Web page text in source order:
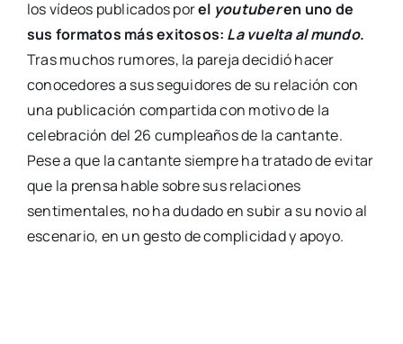
los vídeos publicados porel youtuberen uno de
sus formatos más exitosos: La vuelta al mundo.
Tras muchos rumores, la pareja decidió hacer
conocedores a sus seguidores de su relación con
una publicación compartida con motivo de la
celebración del 26 cumpleaños de la cantante.
Pese a que la cantante siempre ha tratado de evitar
que la prensa hable sobre sus relaciones
sentimentales, no ha dudado en subir a su novio al
escenario, en un gesto de complicidad y apoyo.